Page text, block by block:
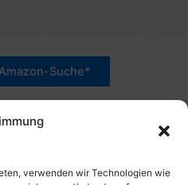
verwenden wir Technologien wie
"Amazon-Werbelink(s)",
(*): Das sind Affiliate-
Website etwas kaufst, erhalte